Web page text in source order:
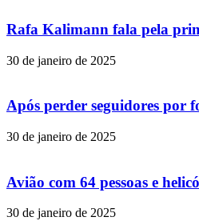
Rafa Kalimann fala pela
30 de janeiro de 2025
Após perder seguidores por
30 de janeiro de 2025
Avião com 64 pessoas e
30 de janeiro de 2025